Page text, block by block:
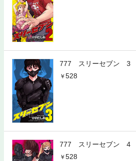
777 スリーセブン 3
528
777 スリーセブン 4
528